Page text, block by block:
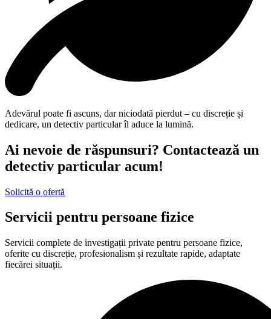
Adevărul poate fi ascuns, dar niciodată pierdut – cu discreție și
dedicare, un detectiv particular îl aduce la lumină.
Ai nevoie de răspunsuri? Contactează un
detectiv particular acum!
Solicită o ofertă
Servicii pentru persoane fizice
Servicii complete de investigații private pentru persoane fizice,
oferite cu discreție, profesionalism și rezultate rapide, adaptate
fiecărei situații.